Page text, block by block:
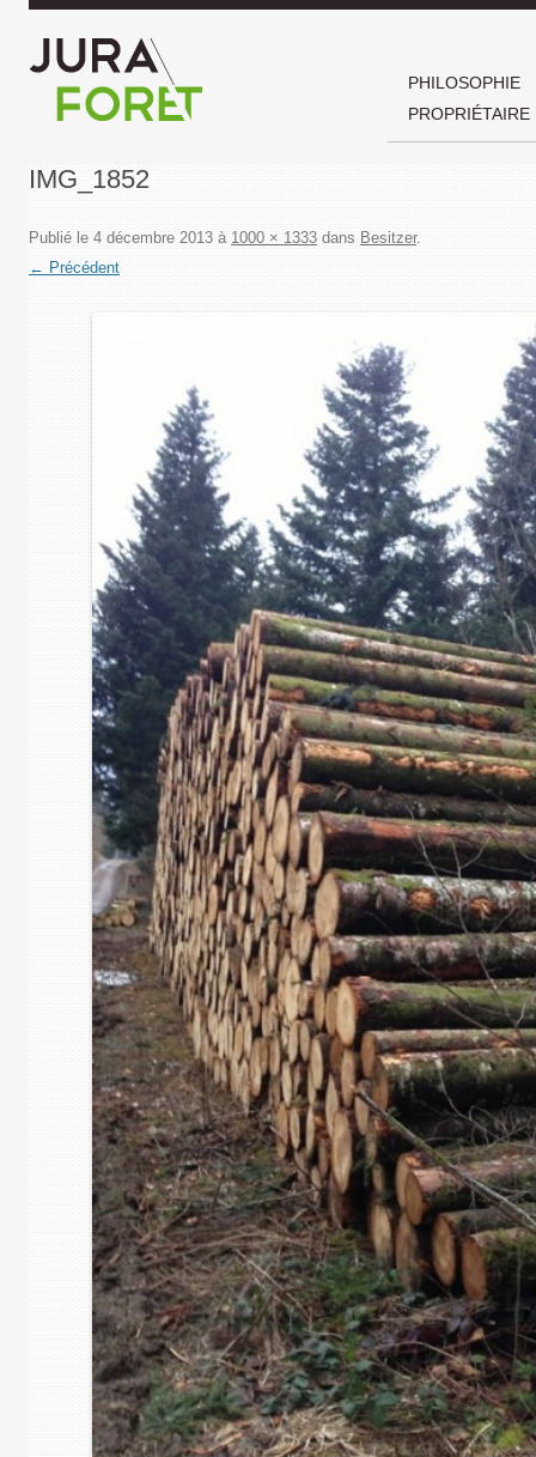
PHILOSOPHIE
PROPRIÉTAIRE
IMG_1852
Publié le 4 décembre 2013 à 1000 × 1333 dans Besitzer.
← Précédent